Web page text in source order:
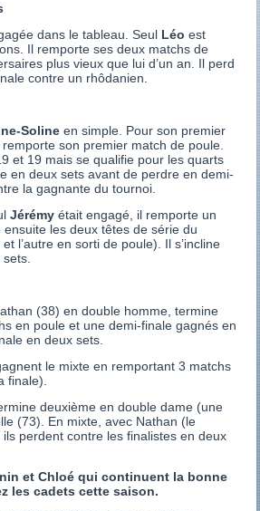
dans le tableau. Seul Léo est
Il remporte ses deux matchs de
plus vieux que lui d’un an. Il perd
contre un rhôdanien.
Soline en simple. Pour son premier
son premier match de poule.
et 19 mais se qualifie pour les quarts
en deux sets avant de perdre en demi-
la gagnante du tournoi.
Jérémy était engagé, il remporte un
les deux têtes de série du
l’autre en sorti de poule). Il s’incline
(38) en double homme, termine
en poule et une demi-finale gagnés en
en deux sets.
le mixte en remportant 3 matchs
finale).
deuxième en double dame (une
(73). En mixte, avec Nathan (le
ils perdent contre les finalistes en deux
et Chloé qui continuent la bonne
les cadets cette saison.